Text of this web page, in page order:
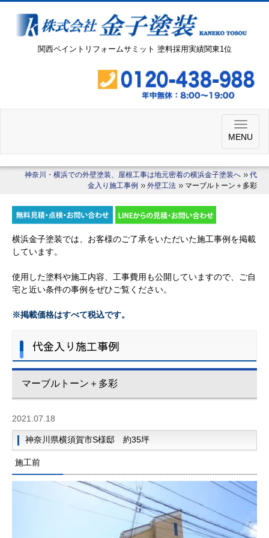
関西ペイントリフォームサミット 塗料採用実績関東1位
MENU
神奈川・横浜での外壁塗装、屋根工事は地元密着の横浜金子塗装へ
代
金入り施工事例
外壁工法 マーブルトーン＋多彩
横浜金子塗装では、お客様のご了承をいただいた施工事例を掲載
しています。
使用した塗料や施工内容、工事費用も公開していますので、ご自
宅と近い条件の事例をぜひご覧ください。
※掲載価格はすべて税込です。
代金入り施工事例
マーブルトーン＋多彩
2021.07.18
神奈川県横須賀市S様邸 約35坪
施工前